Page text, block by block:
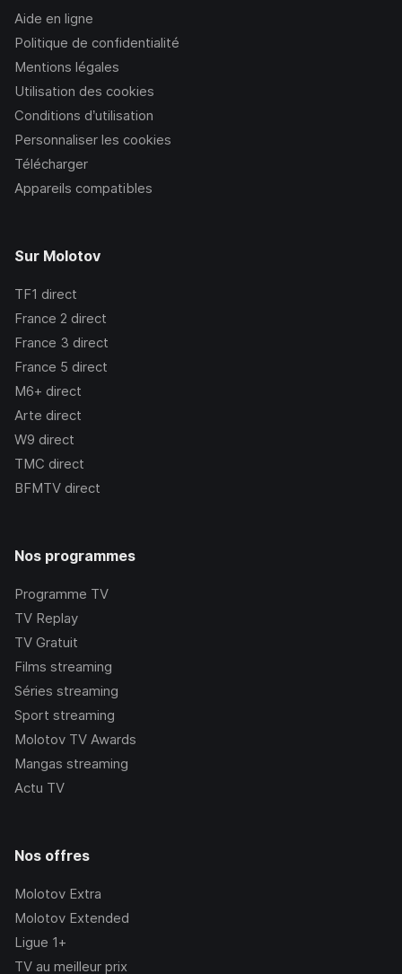
Aide en ligne
Politique de confidentialité
Mentions légales
Utilisation des cookies
Conditions d’utilisation
Personnaliser les cookies
Télécharger
Appareils compatibles
Sur Molotov
TF1 direct
France 2 direct
France 3 direct
France 5 direct
M6+ direct
Arte direct
W9 direct
TMC direct
BFMTV direct
Nos programmes
Programme TV
TV Replay
TV Gratuit
Films streaming
Séries streaming
Sport streaming
Molotov TV Awards
Mangas streaming
Actu TV
Nos offres
Molotov Extra
Molotov Extended
Ligue 1+
TV au meilleur prix